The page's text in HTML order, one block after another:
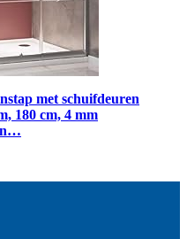
met schuifdeuren
180 cm, 4 mm